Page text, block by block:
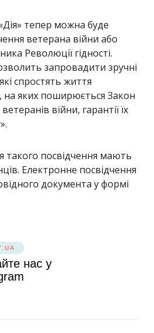
тепер можна буде
ветерана війни або
Революції гідності.
запровадити зручні
спростять життя
на яких поширюється Закон
війни, гарантії їх
посвідчення мають
Електронне посвідчення
документа у формі
нас у